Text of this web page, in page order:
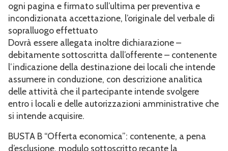
ogni pagina e firmato sull’ultima per preventiva e
incondizionata accettazione, l’originale del verbale di
sopralluogo effettuato
Dovrà essere allegata inoltre dichiarazione –
debitamente sottoscritta dall’offerente – contenente
l’indicazione della destinazione dei locali che intende
assumere in conduzione, con descrizione analitica
delle attività che il partecipante intende svolgere
entro i locali e delle autorizzazioni amministrative che
si intende acquisire.
BUSTA B “Offerta economica”: contenente, a pena
d’esclusione, modulo sottoscritto recante la